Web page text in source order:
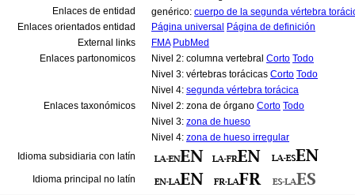
Enlaces de entidad
genérico: cuerpo de la segunda vértebra
Enlaces orientados entidad
Página universal Página de definición
External links
FMA PubMed
Enlaces partonomicos
Nivel 2: columna vertebral Corto Todo
Nivel 3: vértebras torácicas Corto Todo
Nivel 4: segunda vértebra torácica
Enlaces taxonómicos
Nivel 2: zona de órgano Corto Todo
Nivel 3: zona de hueso
Nivel 4: zona de hueso irregular
Idioma subsidiaria con latín
Idioma principal no latín